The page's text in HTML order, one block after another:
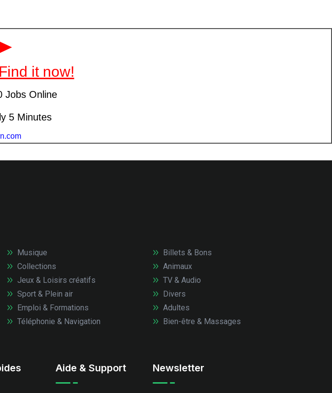
Musique
Collections
Jeux & Loisirs créatifs
Sport & Plein air
Emploi & Formations
Téléphonie & Navigation
Billets & Bons
Animaux
TV & Audio
Divers
Adultes
Bien-être & Massages
Aide & Support Newsletter